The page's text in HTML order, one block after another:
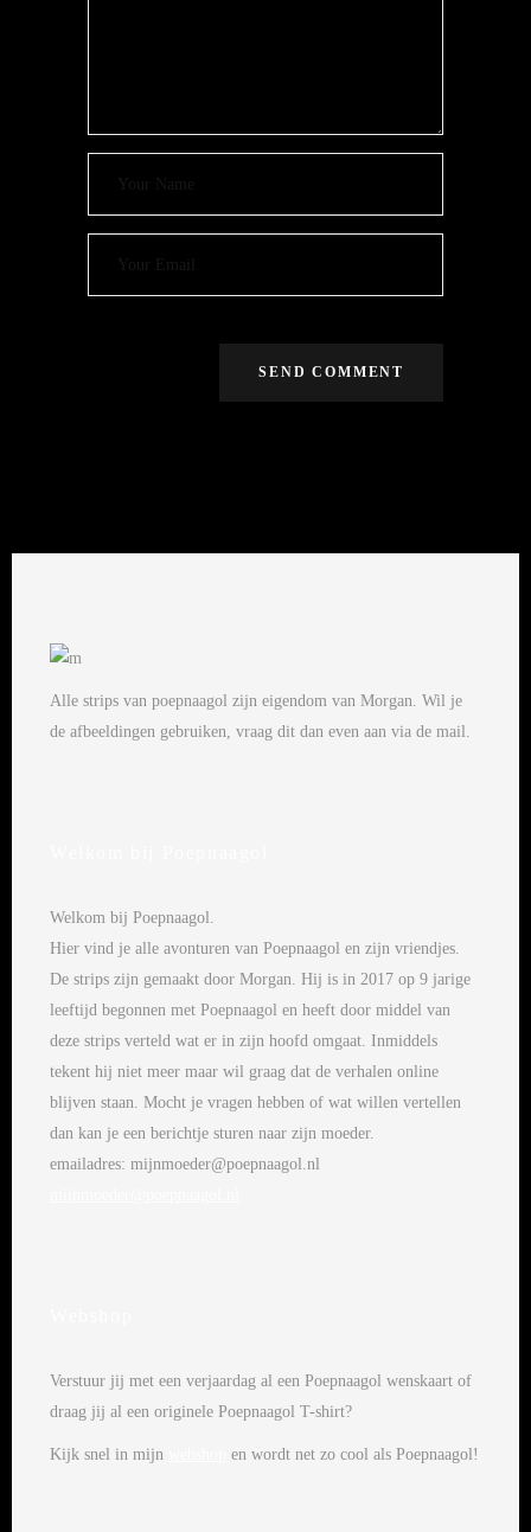
Alle strips van poepnaagol zijn eigendom van Morgan. Wil je
de afbeeldingen gebruiken, vraag dit dan even aan via de mail.
Welkom bij Poepnaagol.
Hier vind je alle avonturen van Poepnaagol en zijn vriendjes.
De strips zijn gemaakt door Morgan. Hij is in 2017 op 9 jarige
leeftijd begonnen met Poepnaagol en heeft door middel van
deze strips verteld wat er in zijn hoofd omgaat. Inmiddels
tekent hij niet meer maar wil graag dat de verhalen online
blijven staan. Mocht je vragen hebben of wat willen vertellen
dan kan je een berichtje sturen naar zijn moeder.
emailadres: mijnmoeder@poepnaagol.nl
Verstuur jij met een verjaardag al een Poepnaagol wenskaart of
draag jij al een originele Poepnaagol T-shirt?
Kijk snel in mijn en wordt net zo cool als Poepnaagol!